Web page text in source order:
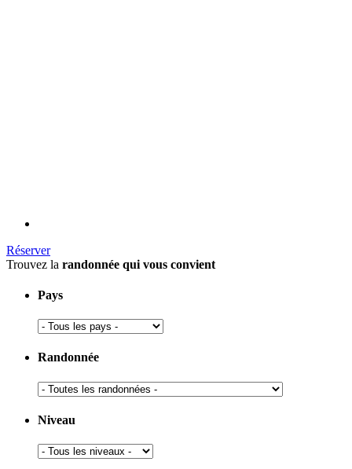
Réserver
Trouvez la randonnée qui vous convient
Pays
Randonnée
Niveau